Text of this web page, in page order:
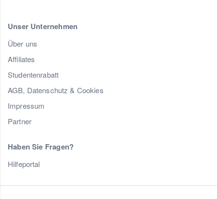
Unser Unternehmen
Über uns
Affiliates
Studentenrabatt
AGB, Datenschutz & Cookies
Impressum
Partner
Haben Sie Fragen?
Hilfeportal